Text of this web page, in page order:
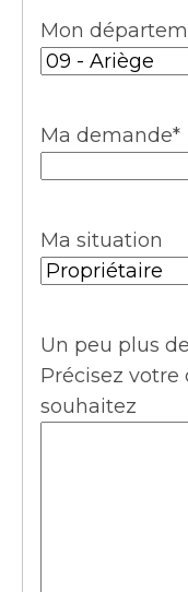
Mon
Ma demande*
Ma situation
Un peu plus
Précisez votre
souhaitez